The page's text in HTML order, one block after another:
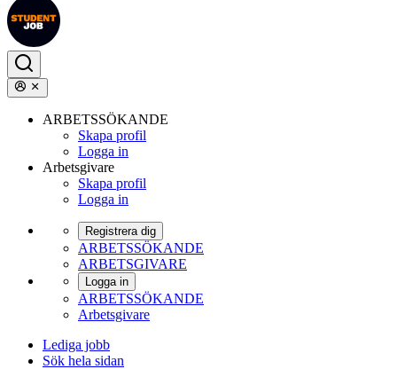
ARBETSSÖKANDE
Skapa profil
Logga in
Arbetsgivare
Skapa profil
Logga in
Registrera dig
ARBETSSÖKANDE
ARBETSGIVARE
Logga in
ARBETSSÖKANDE
Arbetsgivare
Lediga jobb
Sök hela sidan